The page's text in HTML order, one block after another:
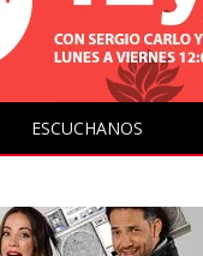
ESCUCHANOS